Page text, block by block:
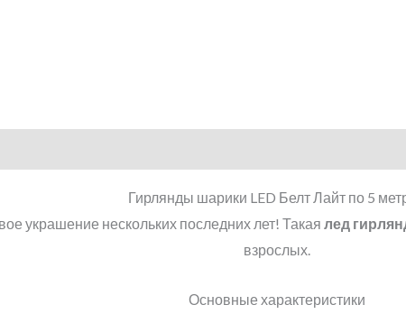
Гирлянды шарики LED Белт Лайт по 5
украшение нескольких последних лет! Такая лед
взрослых.
Основные характеристики